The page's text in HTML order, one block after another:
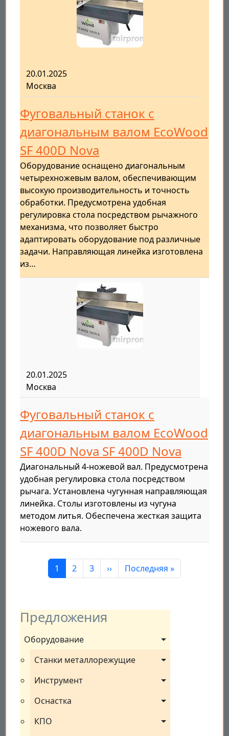
Предложения
Оборудование
Станки металлорежущие
Инструмент
Оснастка
КПО
20.01.2025
Москва
Фуговальный станок с
диагональным валом EcoWood
SF 400D Nova
Оборудование оснащено диагональным
четырехножевым валом, обеспечивающим
высокую производительность и точность
обработки. Предусмотрена удобная
регулировка стола посредством рычажного
механизма, что позволяет быстро
адаптировать оборудование под различные
задачи. Направляющая линейка изготовлена
из…
20.01.2025
Москва
Фуговальный станок с
диагональным валом EcoWood
SF 400D Nova SF 400D Nova
Диагональный 4-ножевой вал. Предусмотрена
удобная регулировка стола посредством
рычага. Установлена чугунная направляющая
линейка. Столы изготовлены из чугуна
методом литья. Обеспечена жесткая защита
ножевого вала.
Нумерация страниц
Страница
1 Страница
2 Страница
3 Следующая страница
›› Последняя страница
Последняя »